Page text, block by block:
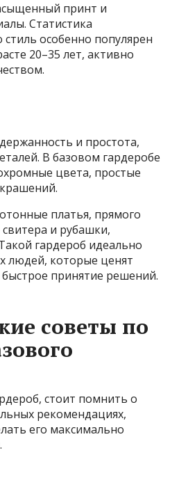
принт и
Статистика
особенно популярен
20–35 лет, активно
и простота,
В базовом гардеробе
цвета, простые
платья, прямого
и рубашки,
гардероб идеально
людей, которые ценят
принятие решений.
советы по
стоит помнить о
рекомендациях,
его максимально